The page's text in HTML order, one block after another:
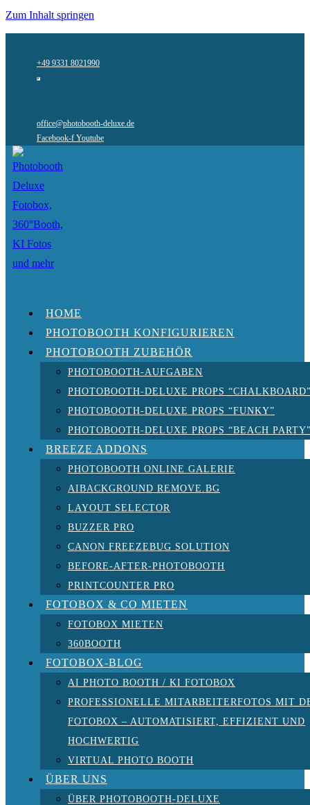
Zum Inhalt springen
+49 9331 8021990
office@photobooth-deluxe.de
Facebook-f Youtube
HOME
PHOTOBOOTH KONFIGURIEREN
PHOTOBOOTH ZUBEHÖR
PHOTOBOOTH-AUFGABEN
PHOTOBOOTH-DELUXE PROPS
PHOTOBOOTH-DELUXE PROPS “FUNKY”
PHOTOBOOTH-DELUXE PROPS “BEACH
BREEZE ADDONS
PHOTOBOOTH ONLINE GALERIE
AIBACKGROUND REMOVE.BG
LAYOUT SELECTOR
BUZZER PRO
CANON FREEZEBUG SOLUTION
BEFORE-AFTER-PHOTOBOOTH
PRINTCOUNTER PRO
FOTOBOX & CO MIETEN
FOTOBOX MIETEN
360BOOTH
FOTOBOX-BLOG
AI PHOTO BOOTH / KI FOTOBOX
PROFESSIONELLE MITARBEITERFOTOS MIT
FOTOBOX – AUTOMATISIERT, EFFIZIENT UND
HOCHWERTIG
VIRTUAL PHOTO BOOTH
ÜBER UNS
ÜBER PHOTOBOOTH-DELUXE